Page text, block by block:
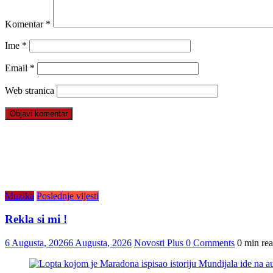
Komentar *
Ime *
Email *
Web stranica
Muzika Poslednje vijesti
Rekla si mi !
6 Augusta, 20266 Augusta, 2026 Novosti Plus 0 Comments 0 min